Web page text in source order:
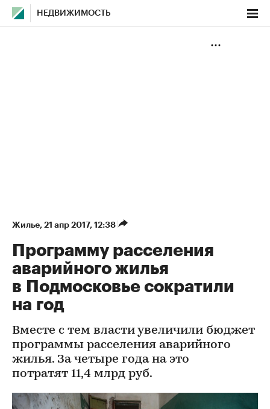
НЕДВИЖИМОСТЬ
Жилье⁠, 21 апр 2017, 12:38
Программу расселения
аварийного жилья
в Подмосковье сократили
на год
Вместе с тем власти увеличили бюджет
программы расселения аварийного
жилья. За четыре года на это
потратят 11,4 млрд руб.